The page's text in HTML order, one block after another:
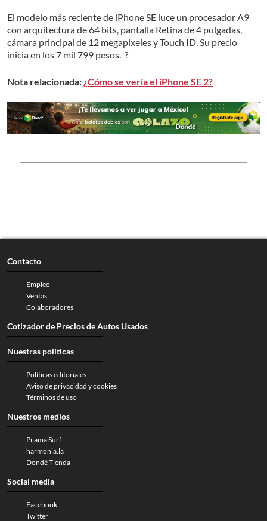
El modelo más reciente de iPhone SE luce un procesador A9
con arquitectura de 64 bits, pantalla Retina de 4 pulgadas,
cámara principal de 12 megapixeles y Touch ID. Su precio
inicia en los 7 mil 799 pesos. ?
Nota relacionada: ¿Cómo se vería el iPhone SE 2?
Contacto
Empleo
Ventas
Colaboradores
Cotizador de Precios de Autos Usados
Nuestras politicas
Políticas editoriales
Aviso de privacidad y cookies
Términos de uso
Nuestros medios
Pijama Surf
harmonia.la
Dondé Tienda
Social media
Facebook
Twitter